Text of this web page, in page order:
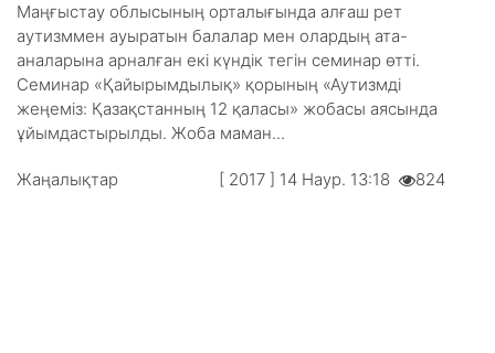
Маңғыстау облысының орталығында алғаш рет
аутизммен ауыратын балалар мен олардың ата-
аналарына арналған екі күндік тегін семинар өтті.
Семинар «Қайырымдылық» қорының «Аутизмді
жеңеміз: Қазақстанның 12 қаласы» жобасы аясында
ұйымдастырылды. Жоба маман...
Жаңалықтар [ 2017 ] 14 Наур. 13:18 824